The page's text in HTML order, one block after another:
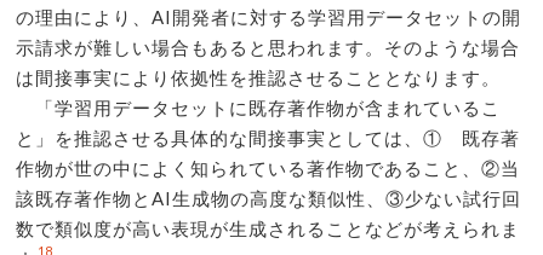
の理由により、AI開発者に対する学習用データセットの開
示請求が難しい場合もあると思われます。そのような場合
は間接事実により依拠性を推認させることとなります。
「学習用データセットに既存著作物が含まれているこ
と」を推認させる具体的な間接事実としては、① 既存著
作物が世の中によく知られている著作物であること、②当
該既存著作物とAI生成物の高度な類似性、③少ない試行回
数で類似度が高い表現が生成されることなどが考えられま
18